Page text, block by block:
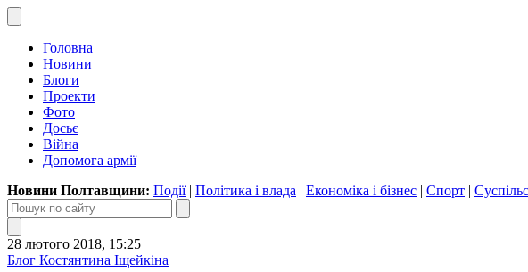
Головна
Новини
Блоги
Проекти
Фото
Досьє
Війна
Допомога армії
Новини Полтавщини: Події| Політика і влада | Економіка і бізнес | Спорт |
28 лютого 2018, 15:25
Блог Костянтина Іщейкіна